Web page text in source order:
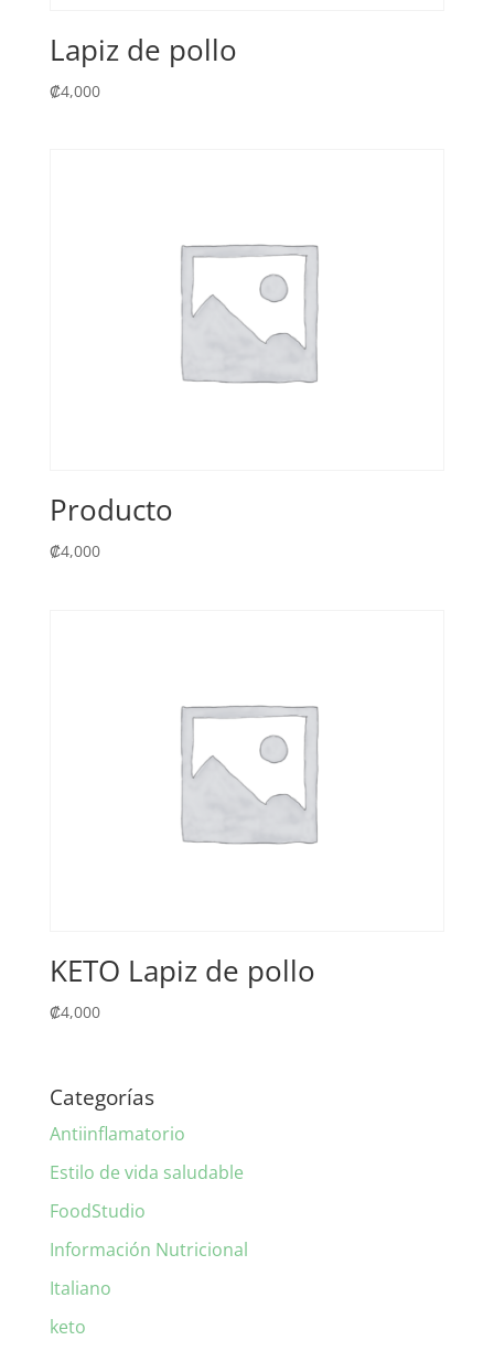
Lapiz de pollo
₡4,000
Producto
₡4,000
KETO Lapiz de pollo
₡4,000
Categorías
Antiinflamatorio
Estilo de vida saludable
FoodStudio
Información Nutricional
Italiano
keto